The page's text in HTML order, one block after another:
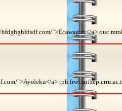
">Ecawagizi</a>
">Ayoleku</a>